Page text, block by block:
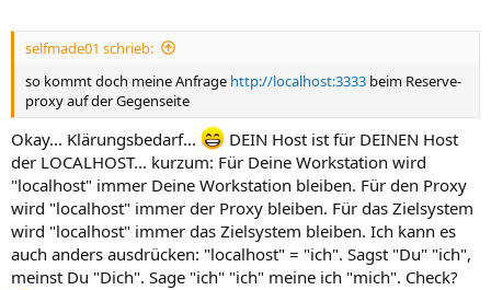
selfmade01 schrieb:
so kommt doch meine Anfrage http://localhost:3333 beim Reserve-
proxy auf der Gegenseite
Okay... Klärungsbedarf...
DEIN Host ist für DEINEN Host
der LOCALHOST... kurzum: Für Deine Workstation wird
"localhost" immer Deine Workstation bleiben. Für den Proxy
wird "localhost" immer der Proxy bleiben. Für das Zielsystem
wird "localhost" immer das Zielsystem bleiben. Ich kann es
auch anders ausdrücken: "localhost" = "ich". Sagst "Du" "ich",
meinst Du "Dich". Sage "ich" "ich" meine ich "mich". Check?